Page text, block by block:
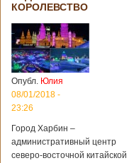
КОРОЛЕВСТВО
Опубл. Юлия
08/01/2018 -
23:26
Город Харбин –
административный центр
северо-восточной китайской